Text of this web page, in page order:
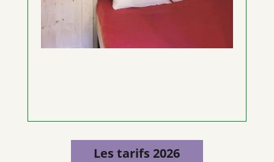
Les tarifs 2026